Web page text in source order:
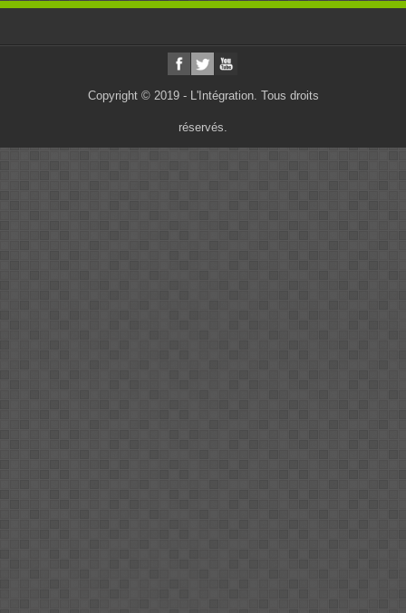
Copyright © 2019 - L'Intégration. Tous droits
réservés.